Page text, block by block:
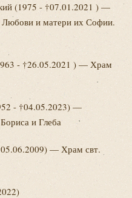
(1975 - †07.01.2021 ) —
и матери их Софии.
- †26.05.2021 ) — Храм
- †04.05.2023) —
и Глеба
— Храм свт.